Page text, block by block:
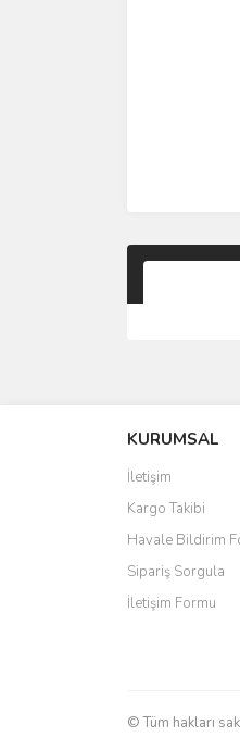
Ürün
Ürün
Ürün
Ürün
Bu
KURUMSAL
İletişim
Kargo Takibi
Havale Bildirim
Sipariş Sorgula
İletişim Formu
© Tüm hakları